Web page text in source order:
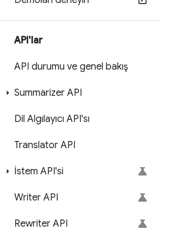
API'lar
API durumu ve genel bakış
Summarizer API
Dil Algılayıcı API'sı
Translator API
İstem API'si
Writer API
Rewriter API